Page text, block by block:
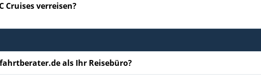
Cruises verreisen?
als Ihr Reisebüro?